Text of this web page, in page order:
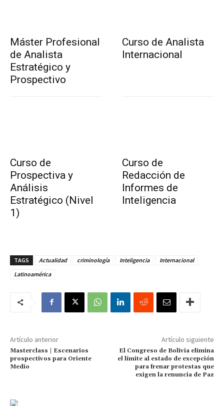
Máster Profesional
de Analista
Estratégico y
Prospectivo
Curso de Analista
Internacional
Curso de
Prospectiva y
Análisis
Estratégico (Nivel
1)
Curso de
Redacción de
Informes de
Inteligencia
TAGS Actualidad criminología Inteligencia
Internacional
Latinoamérica
Artículo anterior
Masterclass | Escenarios
prospectivos para Oriente
Medio
Artículo siguiente
El Congreso de Bolivia elimina
el límite al estado de excepción
para frenar protestas que
exigen la renuncia de Paz